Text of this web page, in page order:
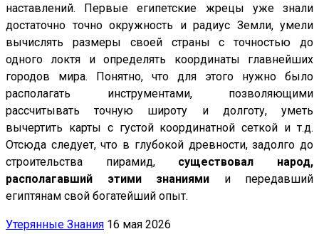
наставлений. Первые египетские жрецы уже знали
достаточно точно окружность и радиус Земли, умели
вычислять размеры своей страны с точностью до
одного локтя и определять координаты главнейших
городов мира. Понятно, что для этого нужно было
располагать инструментами, позволяющими
рассчитывать точную широту и долготу, уметь
вычертить карты с густой координатной сеткой и т.д.
Отсюда следует, что в глубокой древности, задолго до
строительства пирамид, существовал народ,
располагавший этими знаниями и передавший
египтянам свой богатейший опыт.
Утерянные Знания 16 мая 2026